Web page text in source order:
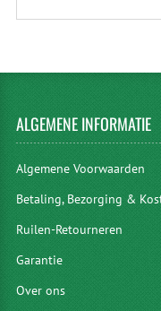
ALGEMENEINFORMATIE
Algemene Voorwaarden
Betaling, Bezorging &
Ruilen-Retourneren
Garantie
Over ons